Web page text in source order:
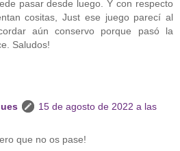
pasar desde luego. Y con respecto
cositas, Just ese juego parecí al
aún conservo porque pasó la
Saludos!
15 de agosto de 2022 a las
que no os pase!